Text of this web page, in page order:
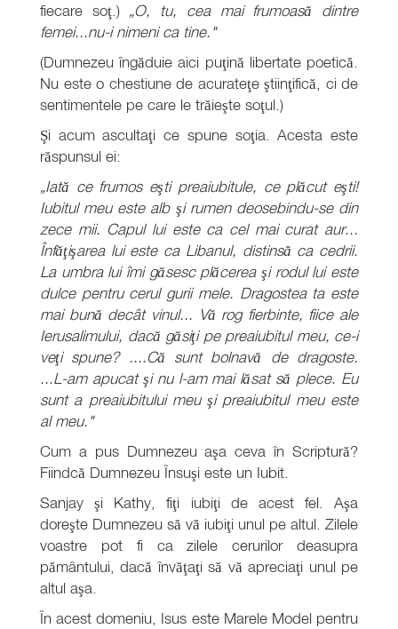
fiecare soţ.) „O, tu, cea mai frumoasă dintre
femei...nu-i nimeni ca tine."
(Dumnezeu îngăduie aici puţină libertate poetică.
Nu este o chestiune de acurateţe ştiinţifică, ci de
sentimentele pe care le trăieşte soţul.)
Şi acum ascultaţi ce spune soţia. Acesta este
răspunsul ei:
„Iată ce frumos eşti preaiubitule, ce plăcut eşti!
Iubitul meu este alb şi rumen deosebindu-se din
zece mii. Capul lui este ca cel mai curat aur...
Înfăţişarea lui este ca Libanul, distinsă ca cedrii.
La umbra lui îmi găsesc plăcerea şi rodul lui este
dulce pentru cerul gurii mele. Dragostea ta este
mai bună decât vinul... Vă rog fierbinte, fiice ale
Ierusalimului, dacă găsiţi pe preaiubitul meu, ce-i
veţi spune? ....Că sunt bolnavă de dragoste.
...L-am apucat şi nu l-am mai lăsat să plece. Eu
sunt a preaiubitului meu şi preaiubitul meu este
al meu."
Cum a pus Dumnezeu aşa ceva în Scriptură?
Fiindcă Dumnezeu Însuşi este un Iubit.
Sanjay şi Kathy, fiţi iubiţi de acest fel. Aşa
doreşte Dumnezeu să vă iubiţi unul pe altul. Zilele
voastre pot fi ca zilele cerurilor deasupra
pământului, dacă învăţaţi să vă apreciaţi unul pe
altul aşa.
În acest domeniu, Isus este Marele Model pentru